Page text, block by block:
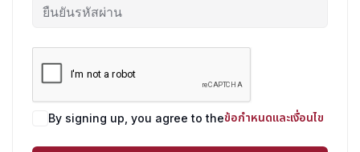
By signing up, you agree to theข้อกำหนดและเงื่อนไข